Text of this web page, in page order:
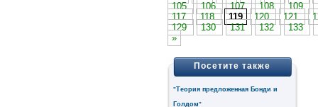
105
106 107 108 109
117
118 119 120 121
129
130 131 132 133
»
Посетите также
"Теория предложенная Бонди и
Голдом"